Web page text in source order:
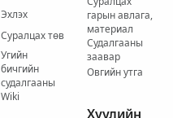
Эхлэх
Суралцах төв
Угийн
бичгийн
судалгааны
Wiki
гарын авлага,
материал
Судалгааны
заавар
Овгийн утга
Хуулийн